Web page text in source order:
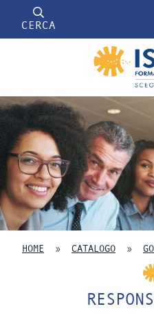
CERCA
HOME » CATALOGO »